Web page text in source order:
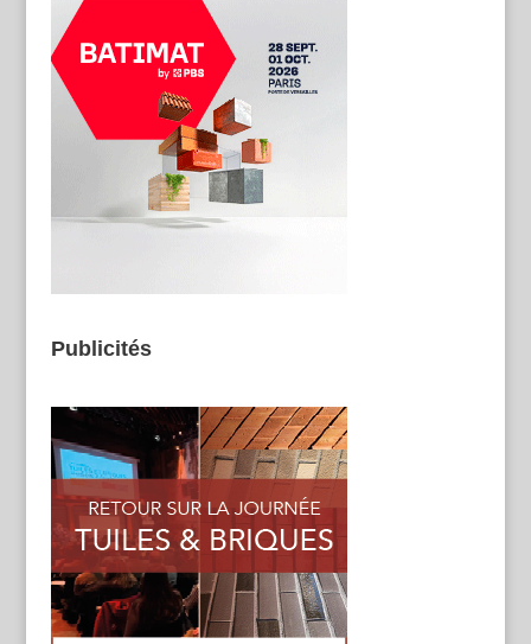
Publicités